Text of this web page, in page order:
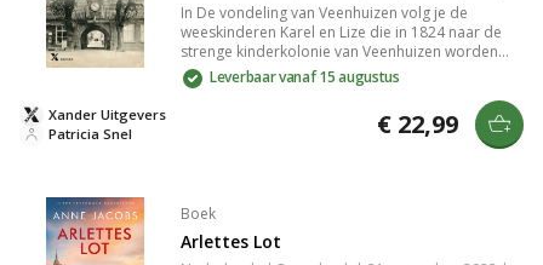
In De vondeling van Veenhuizen volg je de
weeskinderen Karel en Lize die in 1824 naar de
strenge kinderkolonie van Veenhuizen worden
gebracht. Temidden van Drentse landschappen
en strikte regels smeden zij samen met Neeltje
een ontsnappingsplan. Een beklijvend historisch
verhaal vol spanning en ontroering.
Leverbaar vanaf 15 augustus
Patricia Snel
Xander Uitgevers € 22,99
Boek
Arlettes Lot